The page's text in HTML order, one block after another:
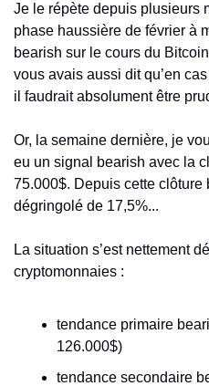
Je le répète depuis plusieurs
phase haussière de février à
bearish sur le cours du
vous avais aussi dit qu’en
il faudrait absolument être
Or, la semaine dernière, je
eu un signal bearish avec la
75.000$. Depuis cette
dégringolé de 17,5%...
La situation s’est nettement
cryptomonnaies :
tendance primaire
126.000$)
tendance secondaire